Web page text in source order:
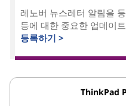
레노버 뉴스레터 알림을
등에 대한 중요한 업데이
등록하기 >
ThinkPad